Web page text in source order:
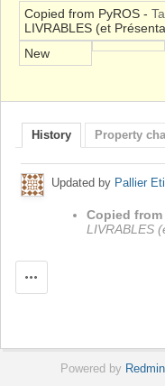
Copied from PyROS -
LIVRABLES (et
New
History Property
Updated by Pallier
Copied from
LIVRABLES
Powered by